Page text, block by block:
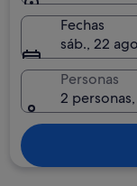
Fechas
sáb., 22
Personas
2